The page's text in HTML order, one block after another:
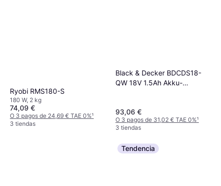
Ryobi RMS180-S
180 W, 2 kg
74,09 €
O 3 pagos de 24,69 € TAE 0%¹
3 tiendas
Black & Decker BDCDS18-
QW 18V 1.5Ah Akku-
93,06 €
O 3 pagos de 31,02 € TAE 0%¹
3 tiendas
Tendencia